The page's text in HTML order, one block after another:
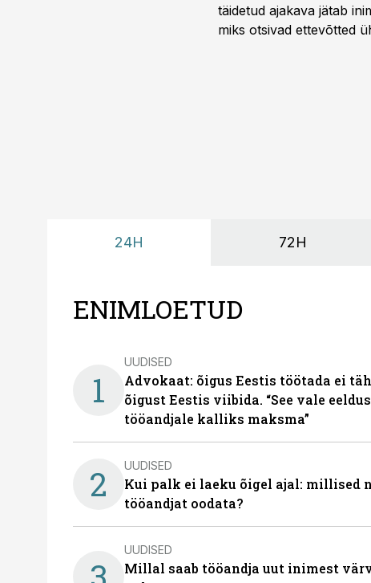
täidetud ajakava jätab
miks otsivad ettevõtted
24H 72H
ENIMLOETUD
1
UUDISED
Advokaat: õigus Eestis töötada ei
õigust Eestis viibida. “See vale
tööandjale kalliks maksma”
2 UUDISED
Kui palk ei laeku õigel ajal: millised
tööandjat oodata?
UUDISED
Millal saab tööandja uut inimest